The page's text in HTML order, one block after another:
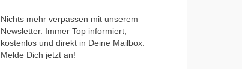
Nichts mehr verpassen mit unserem
Newsletter. Immer Top informiert,
kostenlos und direkt in Deine Mailbox.
Melde Dich jetzt an!